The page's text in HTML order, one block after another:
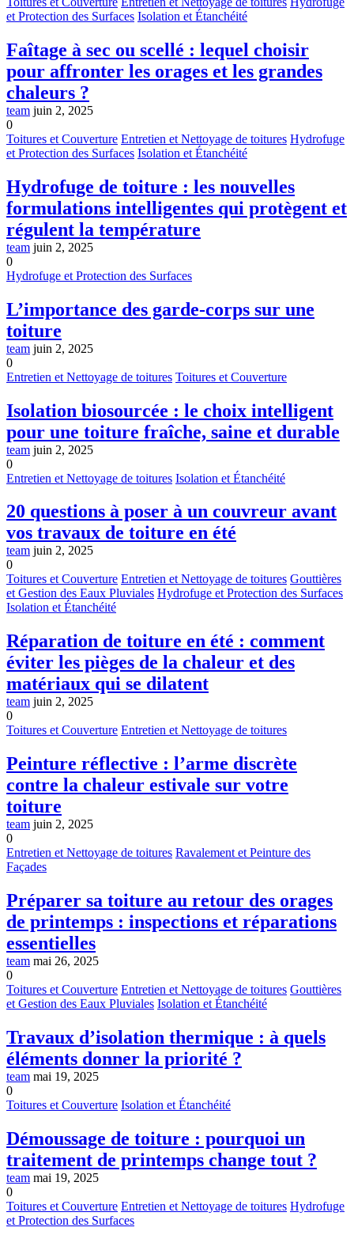
et Protection des Surfaces Isolation et Étanchéité
Faîtage à sec ou scellé : lequel choisir
pour affronter les orages et les grandes
chaleurs ?
team juin 2, 2025
0
Toitures et Couverture Entretien et Nettoyage de toitures Hydrofuge
et Protection des Surfaces Isolation et Étanchéité
Hydrofuge de toiture : les nouvelles
formulations intelligentes qui protègent et
régulent la température
team juin 2, 2025
0
Hydrofuge et Protection des Surfaces
L’importance des garde-corps sur une
toiture
team juin 2, 2025
0
Entretien et Nettoyage de toitures Toitures et Couverture
Isolation biosourcée : le choix intelligent
pour une toiture fraîche, saine et durable
team juin 2, 2025
0
Entretien et Nettoyage de toitures Isolation et Étanchéité
20 questions à poser à un couvreur avant
vos travaux de toiture en été
team juin 2, 2025
0
Toitures et Couverture Entretien et Nettoyage de toitures Gouttières
et Gestion des Eaux Pluviales Hydrofuge et Protection des Surfaces
Isolation et Étanchéité
Réparation de toiture en été : comment
éviter les pièges de la chaleur et des
matériaux qui se dilatent
team juin 2, 2025
0
Toitures et Couverture Entretien et Nettoyage de toitures
Peinture réflective : l’arme discrète
contre la chaleur estivale sur votre
toiture
team juin 2, 2025
0
Entretien et Nettoyage de toitures Ravalement et Peinture des
Façades
Préparer sa toiture au retour des orages
de printemps : inspections et réparations
essentielles
team mai 26, 2025
0
Toitures et Couverture Entretien et Nettoyage de toitures Gouttières
et Gestion des Eaux Pluviales Isolation et Étanchéité
Travaux d’isolation thermique : à quels
éléments donner la priorité ?
team mai 19, 2025
0
Toitures et Couverture Isolation et Étanchéité
Démoussage de toiture : pourquoi un
traitement de printemps change tout ?
team mai 19, 2025
0
Toitures et Couverture Entretien et Nettoyage de toitures Hydrofuge
et Protection des Surfaces